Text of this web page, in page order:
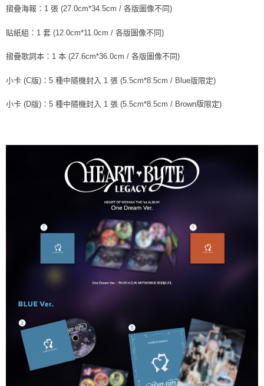
摺疊海報：1 張 (27.0cm*34.5cm / 各版圖像不同)
貼紙組：1 套 (12.0cm*11.0cm / 各版圖像不同)
摺疊歌詞本：1 本 (27.6cm*36.0cm / 各版圖像不同)
小卡 (C版)：5 種中隨機封入 1 張 (5.5cm*8.5cm / Blue版限定)
小卡 (D版)：5 種中隨機封入 1 張 (5.5cm*8.5cm / Brown版 限定)